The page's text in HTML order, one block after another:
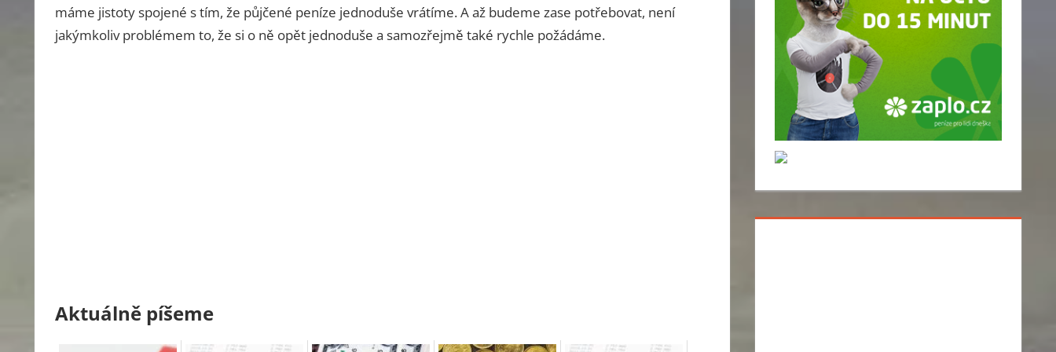
máme jistoty spojené s tím, že půjčené peníze jednoduše vrátíme. A až budeme zase potřebovat, není
jakýmkoliv problémem to, že si o ně opět jednoduše a samozřejmě také rychle požádáme.
Aktuálně píšeme